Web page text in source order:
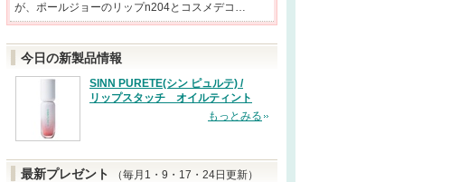
が、ポールジョーのリップn204とコス メデコ…
今日の新製品情報
SINN PURETE(シン ピュルテ) /
リップスタッチ オイルティント
もっとみる
最新プレゼント
（毎月1・9・17・24日更新）